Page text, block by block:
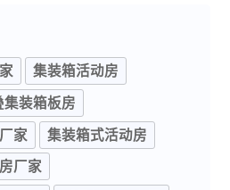
大客户心中的优选。
集装箱活动房
集装箱板房
家 集装箱式活动房
厂家